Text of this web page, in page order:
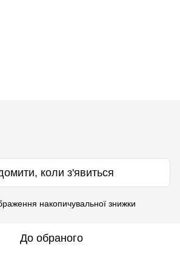
коли з'явиться
накопичувальної знижки
До обраного